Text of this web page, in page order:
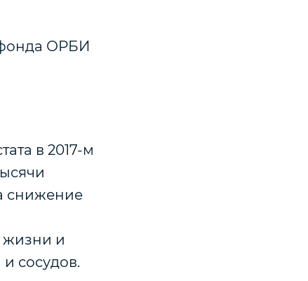
ОРБИ
в 2017-м
снижение
жизни и
сосудов.